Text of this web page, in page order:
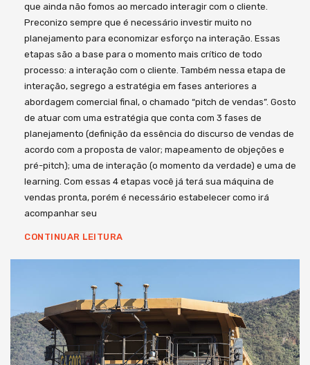
que ainda não fomos ao mercado interagir com o cliente.
Preconizo sempre que é necessário investir muito no
planejamento para economizar esforço na interação. Essas
etapas são a base para o momento mais crítico de todo
processo: a interação com o cliente. Também nessa etapa de
interação, segrego a estratégia em fases anteriores a
abordagem comercial final, o chamado “pitch de vendas”. Gosto
de atuar com uma estratégia que conta com 3 fases de
planejamento (definição da essência do discurso de vendas de
acordo com a proposta de valor; mapeamento de objeções e
pré-pitch); uma de interação (o momento da verdade) e uma de
learning. Com essas 4 etapas você já terá sua máquina de
vendas pronta, porém é necessário estabelecer como irá
acompanhar seu
CONTINUAR LEITURA